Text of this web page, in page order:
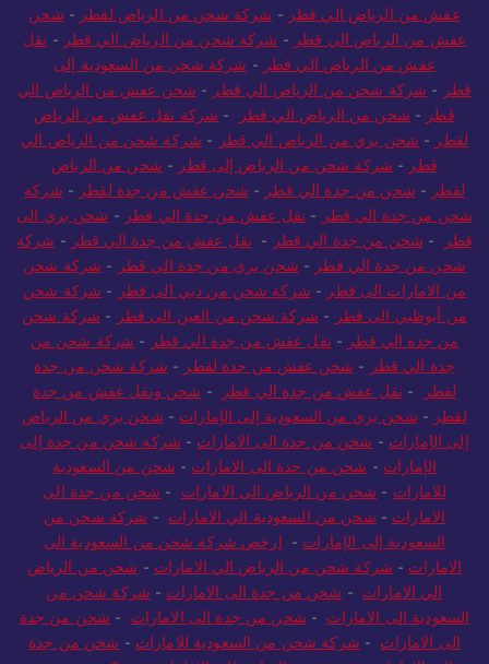
عفش من الرياض الي قطر - شركة شحن من الرياض لقطر - شحن
عفش من الرياض الي قطر - شركة شحن من الرياض الي قطر - نقل
عفش من الرياض الي قطر - شركة شحن من السعودية إلى
قطر - شركة شحن من الرياض الي قطر - شحن عفش من الرياض الي
قطر - شحن من الرياض الي قطر - شركة نقل عفش من الرياض
لقطر - شحن بري من الرياض الي قطر - شركة شحن من الرياض الي
قطر - شركة شحن من الرياض إلى قطر - شحن من الرياض
لقطر - شحن من جدة الي قطر - شحن عفش من جدة لقطر - شركة
شحن من جدة الي قطر - نقل عفش من جدة الي قطر - شحن بري الى
قطر
- شحن من جدة الي قطر - نقل عفش من جدة الي قطر - شركة
شحن من جدة الي قطر - شحن بري من جدة الي قطر - شركة شحن
من الامارات الى قطر - شركة شحن من دبي الى قطر - شركة شحن
من أبوظبي الى قطر - شركة شحن من العين الى قطر - شركة شحن
من جدة الي قطر - نقل عفش من جدة الي قطر - شركة شحن من
جدة الي قطر - شحن عفش من جدة لقطر - شركة شحن من جدة
لقطر
- نقل عفش من جدة الي قطر - شحن ونقل عفش من جدة
لقطر - شحن بري من السعودية إلى الإمارات - شحن بري من الرياض
إلى الإمارات - شحن من جدة الى الامارات - شركة شحن من جدة إلى
الإمارات - شحن من جدة الى الامارات - شحن من السعودية
للامارات - شحن من الرياض الى الامارات - شحن من جدة الى
الامارات - شحن من السعودية الي الامارات - شركة شحن من
السعودية إلى الإمارات - ارخص شركة شحن من السعودية الى
الامارات - شركة شحن من الرياض الي الامارات - شحن من الرياض
الي الامارات - شحن من جدة الى الامارات - شركة شحن من
السعودية الى الامارات - شحن من جدة الى الامارات - شحن من جدة
الى الامارات - شركة شحن من السعودية للامارات - شحن من جدة